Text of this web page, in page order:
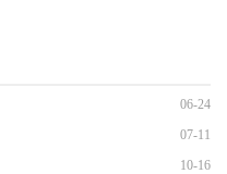
06-24
07-11
10-16